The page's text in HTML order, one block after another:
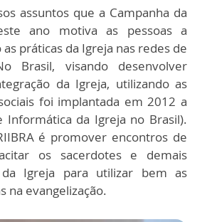
assuntos que a Campanha da
ano motiva as pessoas a
práticas da Igreja nas redes de
Brasil, visando desenvolver
da Igreja, utilizando as
foi implantada em 2012 a
Informática da Igreja no Brasil).
é promover encontros de
os sacerdotes e demais
da Igreja para utilizar bem as
na evangelização.